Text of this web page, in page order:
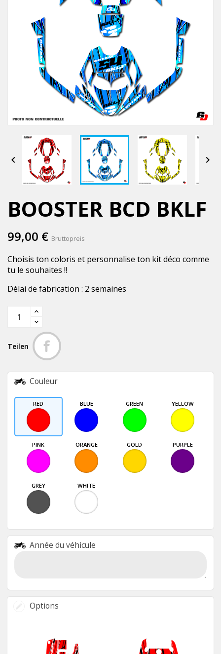
 
BOOSTER BCD BKLF
99,00 € Bruttopreis
Choisis ton coloris et personnalise ton kit déco comme
tu le souhaites !!
Délai de fabrication : 2 semaines
Teilen
Couleur
RED BLUE GREEN YELLOW
PINK ORANGE GOLD PURPLE
GREY WHITE
Année du véhicule
Options